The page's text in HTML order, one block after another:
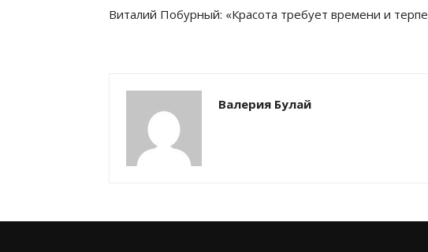
Виталий Побурный: «Красота требует времени и
Валерия Булай